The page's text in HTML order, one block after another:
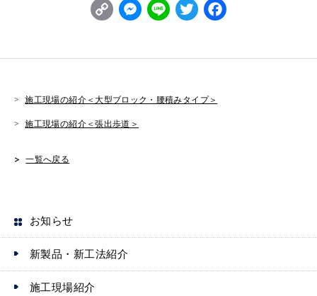
C
p
L
i
M
s
e
L
n
T
it
e
c
施工現場の紹介＜大型ブロック・腰積みタイプ＞
施工現場の紹介＜張出歩道＞
一覧へ戻る
お知らせ
新製品・新工法紹介
施工現場紹介